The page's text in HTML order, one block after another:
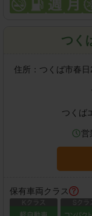
つく
住所： つくば市春
つくば
営
保有車両クラス